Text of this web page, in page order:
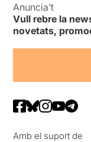
Anuncia’t
Vull rebre la
novetats,
Amb el suport de